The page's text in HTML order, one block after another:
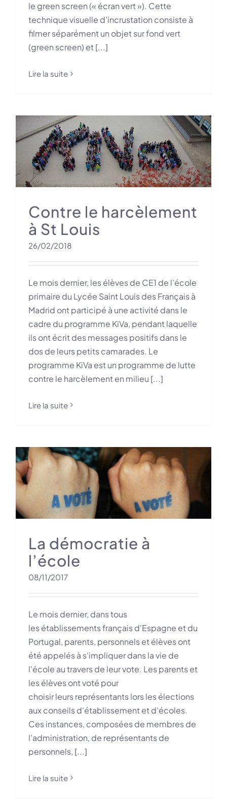
le green screen (« écran vert »). Cette
technique visuelle d’incrustation consiste à
filmer séparément un objet sur fond vert
(green screen) et [...]
Lire la suite
Contre le harcèlement
à St Louis
26/02/2018
Le mois dernier, les élèves de CE1 de l’école
primaire du Lycée Saint Louis des Français à
Madrid ont participé à une activité dans le
cadre du programme KiVa, pendant laquelle
ils ont écrit des messages positifs dans le
dos de leurs petits camarades. Le
programme KiVa est un programme de lutte
contre le harcèlement en milieu [...]
Lire la suite
La démocratie à
l’école
08/11/2017
Le mois dernier, dans tous
les établissements français d'Espagne et du
Portugal, parents, personnels et élèves ont
été appelés à s'impliquer dans la vie de
l'école au travers de leur vote. Les parents et
les élèves ont voté pour
choisir leurs représentants lors les élections
aux conseils d'établissement et d'écoles.
Ces instances, composées de membres de
l’administration, de représentants de
personnels, [...]
Lire la suite